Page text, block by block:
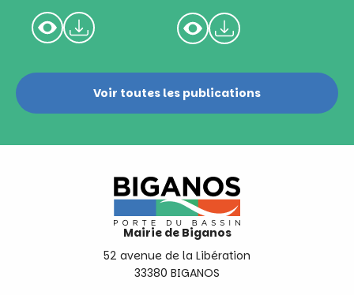
Voir toutes les publications
Mairie de Biganos
52 avenue de la Libération
33380 BIGANOS